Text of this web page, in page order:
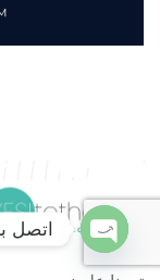
اتصل
O